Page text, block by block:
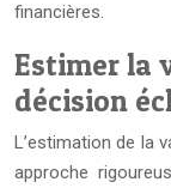
financières.
Estimer la
décision
L’estimation de la
approche